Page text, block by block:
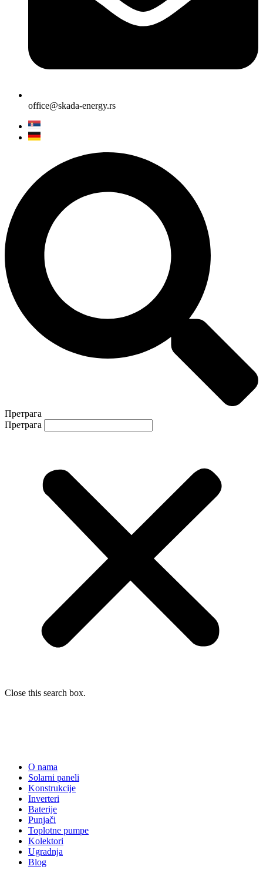
office@skada-energy.rs
Претрага
Претрага
Close this search box.
O nama
Solarni paneli
Konstrukcije
Inverteri
Baterije
Punjači
Toplotne pumpe
Kolektori
Ugradnja
Blog